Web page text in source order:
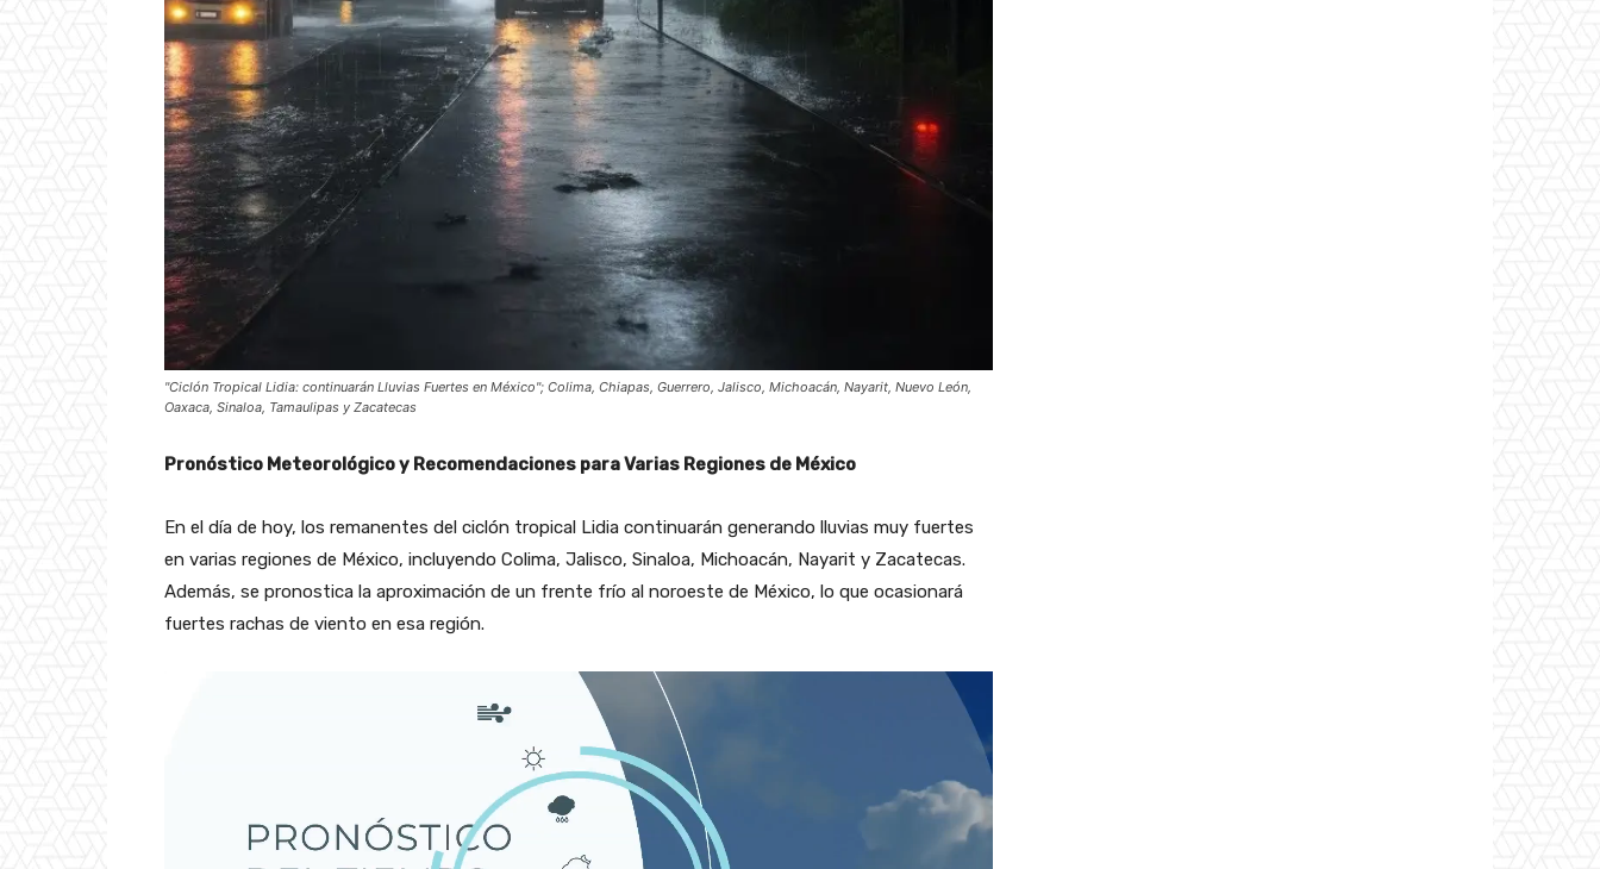
"Ciclón Tropical Lidia: continuarán Lluvias Fuertes en México"; Colima, Chiapas, Guerrero, Jalisco, Michoacán, Nayarit, Nuevo León,
Oaxaca, Sinaloa, Tamaulipas y Zacatecas
Pronóstico Meteorológico y Recomendaciones para Varias Regiones de México
En el día de hoy, los remanentes del ciclón tropical Lidia continuarán generando lluvias muy fuertes
en varias regiones de México, incluyendo Colima, Jalisco, Sinaloa, Michoacán, Nayarit y Zacatecas.
Además, se pronostica la aproximación de un frente frío al noroeste de México, lo que ocasionará
fuertes rachas de viento en esa región.